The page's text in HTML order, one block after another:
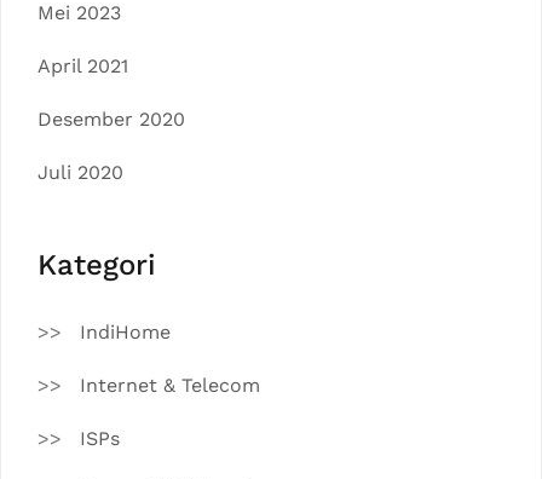
Mei 2023
April 2021
Desember 2020
Juli 2020
Kategori
IndiHome
Internet & Telecom
ISPs